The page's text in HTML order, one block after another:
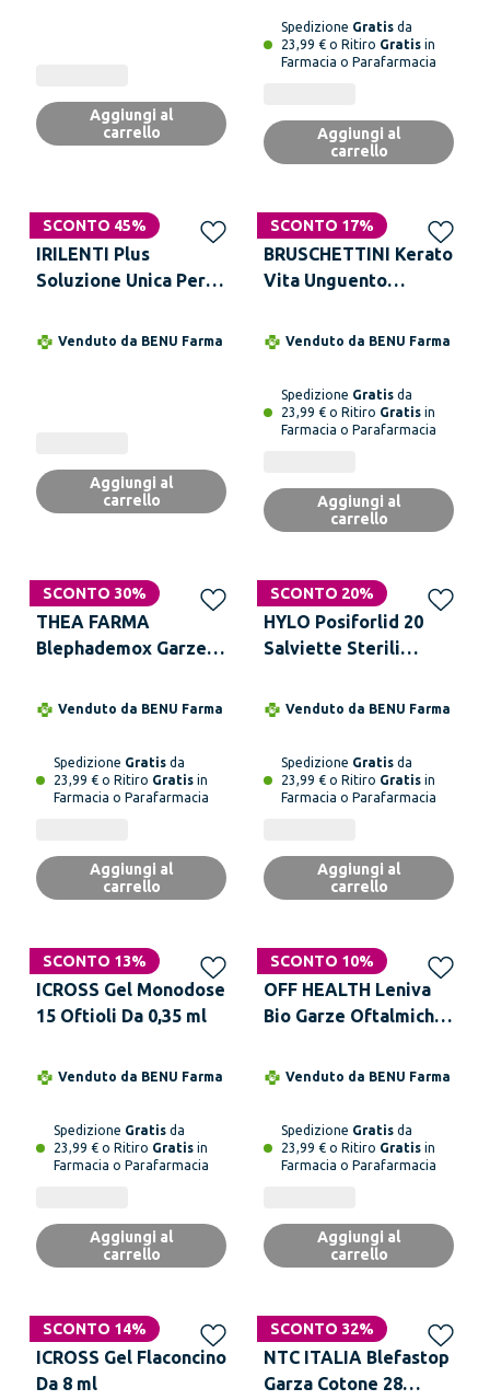
Aggiungi al
carrello
Spedizione Gratis da
23,99 € o Ritiro Gratis in
Farmacia o Parafarmacia
Aggiungi al
carrello
SCONTO 45%
IRILENTI Plus
Soluzione Unica Per
Morbide 360 ml +
Venduto da BENU Farma
Aggiungi al
carrello
SCONTO 17%
BRUSCHETTINI Kerato
Vita Unguento
Venduto da BENU Farma
Spedizione Gratis da
23,99 € o Ritiro Gratis in
Farmacia o Parafarmacia
Aggiungi al
carrello
SCONTO 30%
THEA FARMA
Blephademox Garze
Venduto da BENU Farma
Spedizione Gratis da
23,99 € o Ritiro Gratis in
Farmacia o Parafarmacia
Aggiungi al
carrello
SCONTO 20%
HYLO Posiforlid 20
Salviette Sterili
Palpebre
Venduto da BENU Farma
Spedizione Gratis da
23,99 € o Ritiro Gratis in
Farmacia o Parafarmacia
Aggiungi al
carrello
SCONTO 13%
ICROSS Gel Monodose
15 Oftioli Da 0,35 ml
Venduto da BENU Farma
Spedizione Gratis da
23,99 € o Ritiro Gratis in
Farmacia o Parafarmacia
Aggiungi al
carrello
SCONTO 10%
OFF HEALTH Leniva
Bio Garze Oftalmiche
Venduto da BENU Farma
Spedizione Gratis da
23,99 € o Ritiro Gratis in
Farmacia o Parafarmacia
Aggiungi al
carrello
SCONTO 14%
ICROSS Gel Flaconcino
Da 8 ml
SCONTO 32%
NTC ITALIA Blefastop
Garza Cotone 28